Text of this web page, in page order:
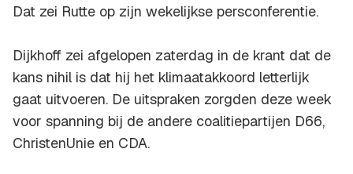
Dat zei Rutte op zijn wekelijkse persconferentie.
Dijkhoff zei afgelopen zaterdag in de krant dat de
kans nihil is dat hij het klimaatakkoord letterlijk
gaat uitvoeren. De uitspraken zorgden deze week
voor spanning bij de andere coalitiepartijen D66,
ChristenUnie en CDA.